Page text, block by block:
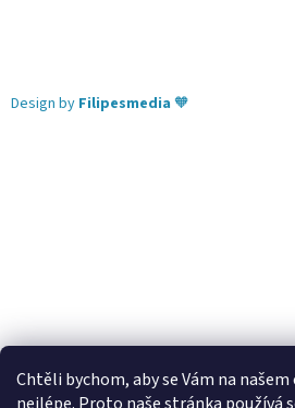
Chtěli bychom, aby se Vám na
Design by Filipesmedia 🧡